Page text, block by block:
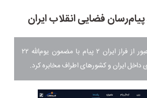
پیام‌رسان فضایی انقلاب ایران
ماهواره کوثر هنگام عبور از فراز ایران ۲ پیام با مضمون یوم‌الله ۲۲
داخل ایران و کشورهای اطراف مخابره کرد.